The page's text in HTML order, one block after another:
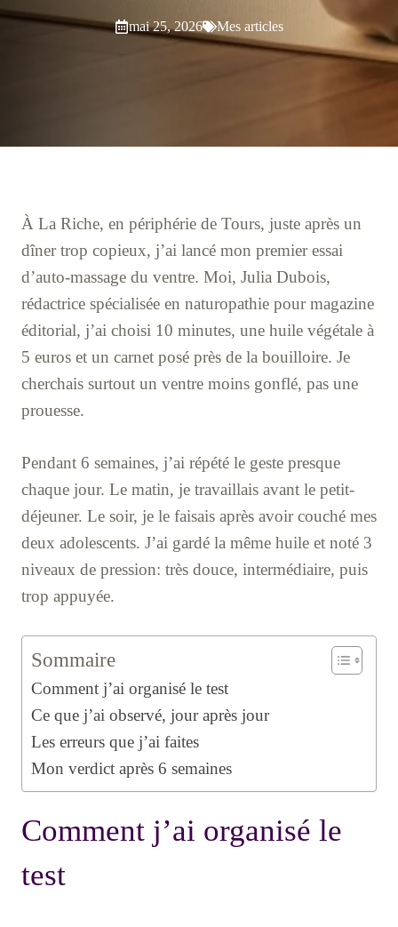
mai 25, 2026 Mes articles
À La Riche, en périphérie de Tours, juste après un
dîner trop copieux, j’ai lancé mon premier essai
d’auto-massage du ventre. Moi, Julia Dubois,
rédactrice spécialisée en naturopathie pour magazine
éditorial, j’ai choisi 10 minutes, une huile végétale à
5 euros et un carnet posé près de la bouilloire. Je
cherchais surtout un ventre moins gonflé, pas une
prouesse.
Pendant 6 semaines, j’ai répété le geste presque
chaque jour. Le matin, je travaillais avant le petit-
déjeuner. Le soir, je le faisais après avoir couché mes
deux adolescents. J’ai gardé la même huile et noté 3
niveaux de pression: très douce, intermédiaire, puis
trop appuyée.
Sommaire
Comment j’ai organisé le test
Ce que j’ai observé, jour après jour
Les erreurs que j’ai faites
Mon verdict après 6 semaines
Comment j’ai organisé le
test